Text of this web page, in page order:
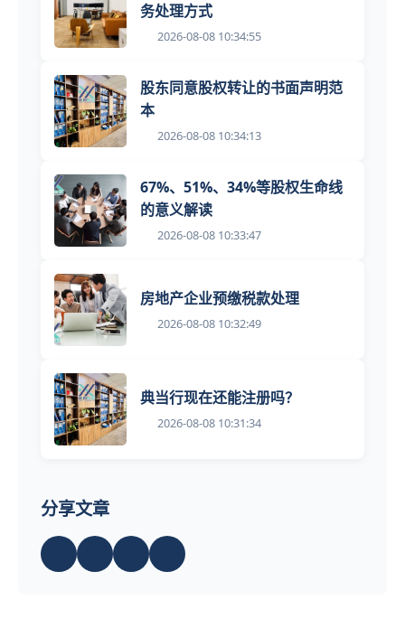
务处理方式
2026-08-08 10:34:55
股东同意股权转让的书面声明范
本
2026-08-08 10:34:13
67%、51%、34%等股权生命线
的意义解读
2026-08-08 10:33:47
房地产企业预缴税款处理
2026-08-08 10:32:49
典当行现在还能注册吗？
2026-08-08 10:31:34
分享文章